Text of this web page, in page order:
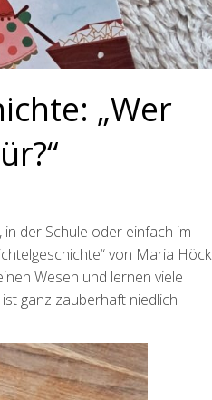
„Wer
der Schule oder einfach im
von Maria Höck
Wesen und lernen viele
ganz zauberhaft niedlich